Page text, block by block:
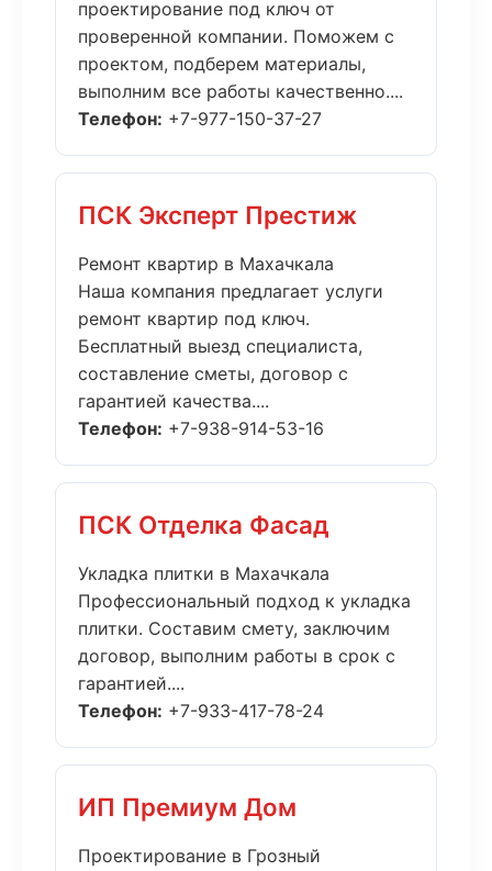
проектирование под ключ от
проверенной компании. Поможем с
проектом, подберем материалы,
выполним все работы качественно....
Телефон: +7-977-150-37-27
ПСК Эксперт Престиж
Ремонт квартир в Махачкала
Наша компания предлагает услуги
ремонт квартир под ключ.
Бесплатный выезд специалиста,
составление сметы, договор с
гарантией качества....
Телефон: +7-938-914-53-16
ПСК Отделка Фасад
Укладка плитки в Махачкала
Профессиональный подход к укладка
плитки. Составим смету, заключим
договор, выполним работы в срок с
гарантией....
Телефон: +7-933-417-78-24
ИП Премиум Дом
Проектирование в Грозный